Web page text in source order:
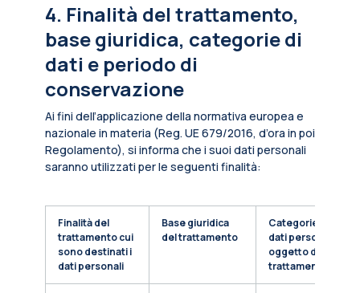
4. Finalità del trattamento,
base giuridica, categorie di
dati e periodo di
conservazione
Ai fini dell’applicazione della normativa europea e
nazionale in materia (Reg. UE 679/2016, d’ora in poi
Regolamento), si informa che i suoi dati personali
saranno utilizzati per le seguenti finalità:
Finalità del
trattamento cui
sono destinati i
dati personali
Base giuridica
del trattamento
Categorie di
dati personali
oggetto di
trattamento